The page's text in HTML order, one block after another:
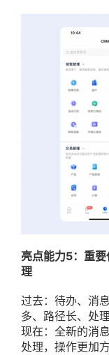
亮点能力5：重
理
过去：待办、消
多、路径长、处理
现在：全新的消
处理，操作更加